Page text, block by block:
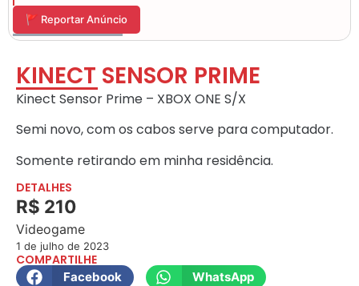
🚩 Reportar Anúncio
KINECT SENSOR PRIME
Kinect Sensor Prime – XBOX ONE S/X
Semi novo, com os cabos serve para computador.
Somente retirando em minha residência.
DETALHES
R$ 210
Videogame
1 de julho de 2023
COMPARTILHE
Facebook
WhatsApp